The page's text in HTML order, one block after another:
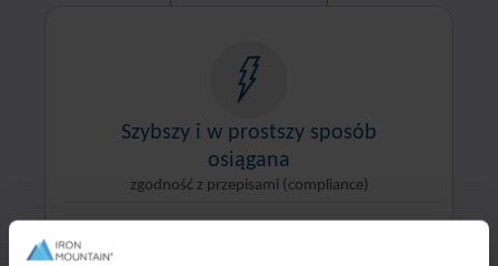
Szybszy i w prostszy sposób
osiągana
zgodność z przepisami (compliance)